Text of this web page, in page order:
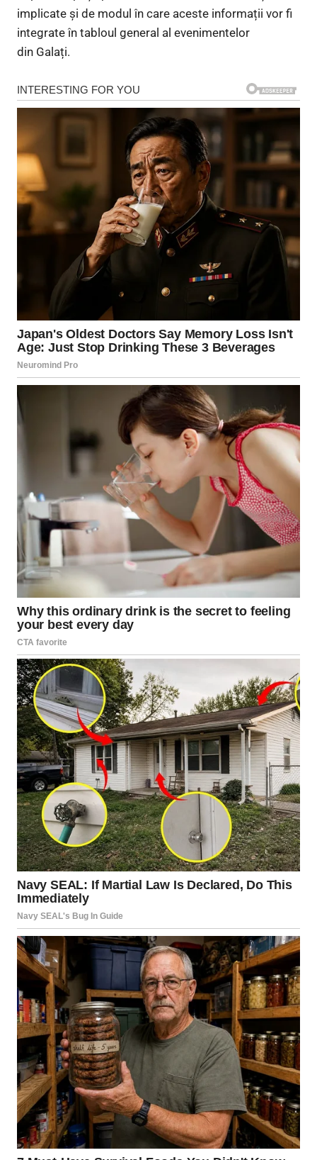
implicate și de modul în care aceste informații vor fi
integrate în tabloul general al evenimentelor
din Galați.